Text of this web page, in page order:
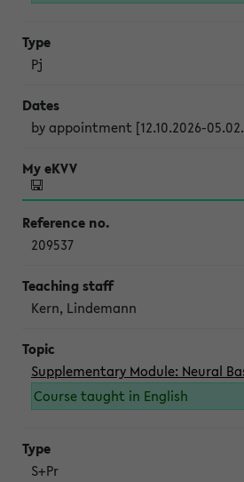
Pj
by appointment [12.10.2026-
209537
Kern, Lindemann
Supplementary Module: Neural
Course taught in English
S+Pr